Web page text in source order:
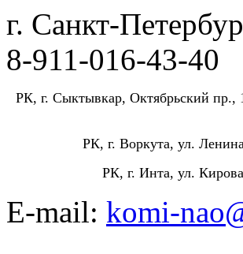
г. Санкт-
8-911-016-43-40
РК, г. Сыктывкар, Октябрьский пр.,
РК, г. Воркута, ул.
РК, г. Инта, ул.
E-mail: komi-